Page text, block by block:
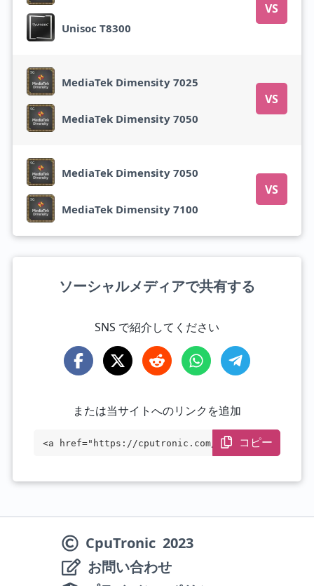
VS
Unisoc T8300
MediaTek Dimensity 7025
VS
MediaTek Dimensity 7050
MediaTek Dimensity 7050
VS
MediaTek Dimensity 7100
ソーシャルメディアで共有する
SNS で紹介してください
または当サイトへのリンクを追加
<a href="https://cputronic.com/ja/soc/co
コピー
CpuTronic 2023
お問い合わせ